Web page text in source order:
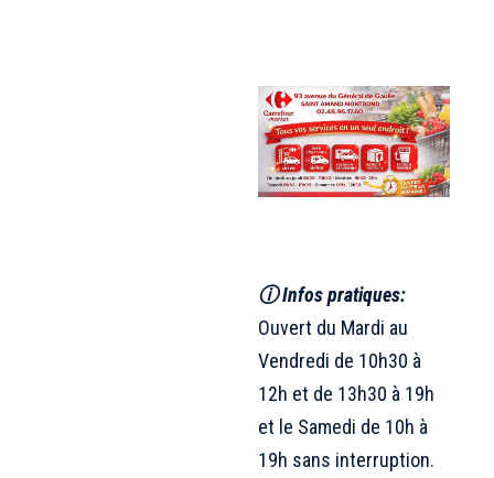
ⓘ Infos pratiques:
Ouvert du Mardi au
Vendredi de 10h30 à
12h et de 13h30 à 19h
et le Samedi de 10h à
19h sans interruption.